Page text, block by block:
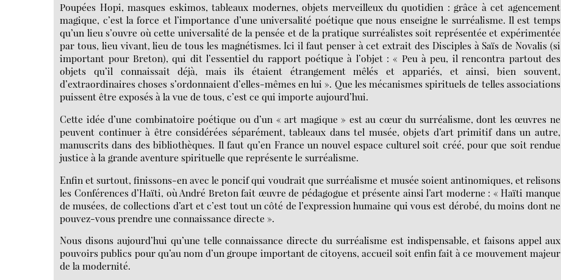
Poupées Hopi, masques eskimos, tableaux modernes, objets merveilleux du quotidien : grâce à cet agencement
magique, c’est la force et l’importance d’une universalité poétique que nous enseigne le surréalisme. Il est temps
qu’un lieu s’ouvre où cette universalité de la pensée et de la pratique surréalistes soit représentée et expérimentée
par tous, lieu vivant, lieu de tous les magnétismes. Ici il faut penser à cet extrait des Disciples à Saïs de Novalis (si
important pour Breton), qui dit l’essentiel du rapport poétique à l’objet : « Peu à peu, il rencontra partout des
objets qu’il connaissait déjà, mais ils étaient étrangement mêlés et appariés, et ainsi, bien souvent,
d’extraordinaires choses s’ordonnaient d’elles-mêmes en lui ». Que les mécanismes spirituels de telles associations
puissent être exposés à la vue de tous, c’est ce qui importe aujourd’hui.
Cette idée d’une combinatoire poétique ou d’un « art magique » est au cœur du surréalisme, dont les œuvres ne
peuvent continuer à être considérées séparément, tableaux dans tel musée, objets d’art primitif dans un autre,
manuscrits dans des bibliothèques. Il faut qu’en France un nouvel espace culturel soit créé, pour que soit rendue
justice à la grande aventure spirituelle que représente le surréalisme.
Enfin et surtout, finissons-en avec le poncif qui voudrait que surréalisme et musée soient antinomiques, et relisons
les Conférences d’Haïti, où André Breton fait œuvre de pédagogue et présente ainsi l’art moderne : « Haïti manque
de musées, de collections d’art et c’est tout un côté de l’expression humaine qui vous est dérobé, du moins dont ne
pouvez-vous prendre une connaissance directe ».
Nous disons aujourd’hui qu’une telle connaissance directe du surréalisme est indispensable, et faisons appel aux
pouvoirs publics pour qu’au nom d’un groupe important de citoyens, accueil soit enfin fait à ce mouvement majeur
de la modernité.